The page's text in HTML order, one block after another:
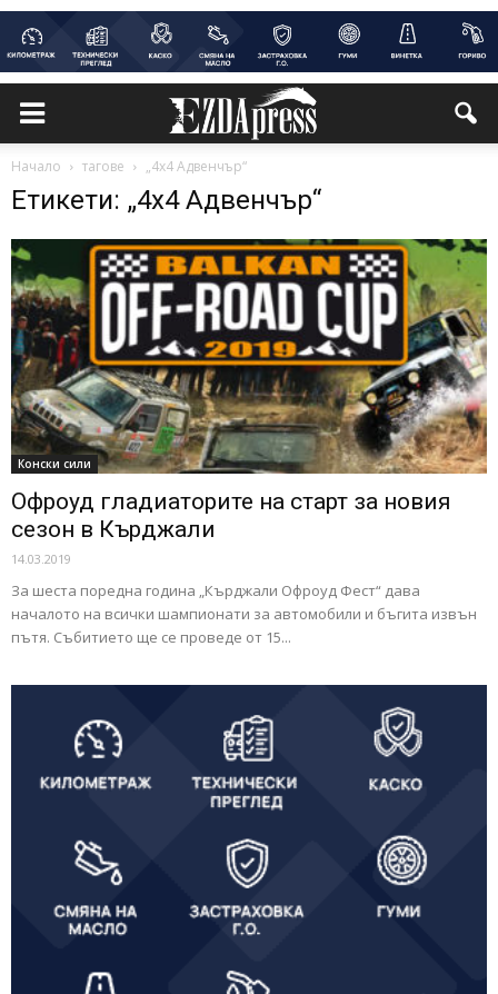
Начало тагове „4х4 Адвенчър“
Етикети: „4х4 Адвенчър“
Конски сили
Офроуд гладиаторите на старт за новия
сезон в Кърджали
14.03.2019
За шеста поредна година „Кърджали Офроуд Фест“ дава
началото на всички шампионати за автомобили и бъгита извън
пътя. Събитието ще се проведе от 15...